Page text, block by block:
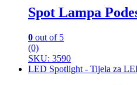
Spot Lampa
0 out of 5
(0)
SKU: 3590
LED Spotlight - Tijela za